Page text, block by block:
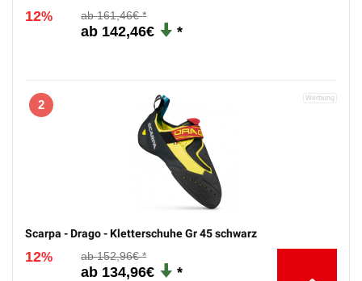
12% 161,46€
142,46€
2
Scarpa - Drago - Kletterschuhe Gr 45 schwarz
12% 152,96€
134,96€